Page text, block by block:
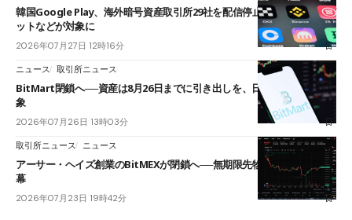
韓国Google Play、海外暗号資産取引所29社を配信停止──OKXやバイビ
ットなどが対象に
2026年07月27日 12時16分
ニュース 取引所ニュース
BitMart閉鎖へ──資産は8月26日までに引き出しを、日本人利用者も対
象
2026年07月26日 13時03分
取引所ニュース ニュース
アーサー・ヘイズ創業のBitMEXが閉鎖へ──無期限先物を生んだ11年に
幕
2026年07月23日 19時42分